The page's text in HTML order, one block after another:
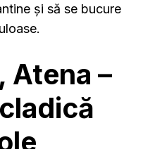
și să se bucure
Atena –